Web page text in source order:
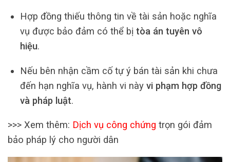
Hợp đồng thiếu thông tin về tài sản hoặc nghĩa
vụ được bảo đảm có thể bị tòa án tuyên vô
hiệu.
Nếu bên nhận cầm cố tự ý bán tài sản khi chưa
đến hạn nghĩa vụ, hành vi này vi phạm hợp đồng
và pháp luật.
>>> Xem thêm: Dịch vụ công chứng trọn gói đảm
bảo pháp lý cho người dân